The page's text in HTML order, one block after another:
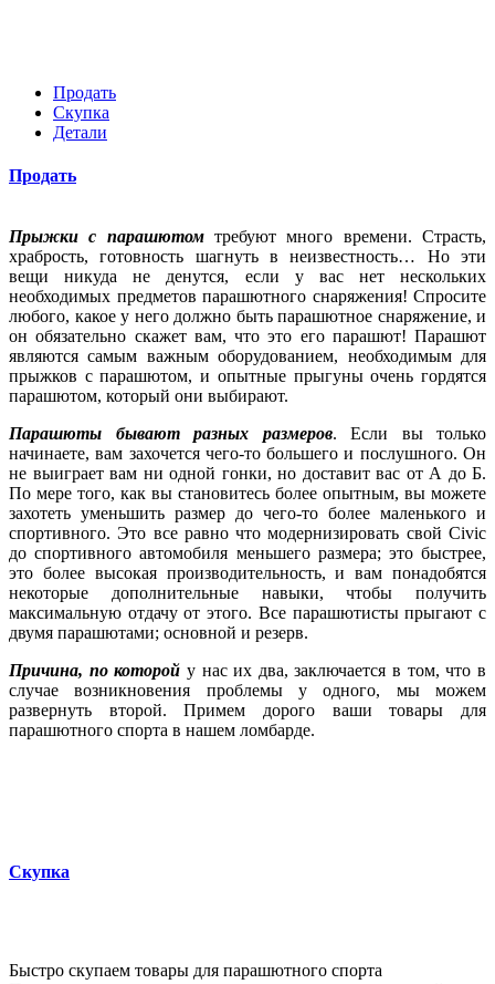
Продать
Скупка
Детали
Продать
Прыжки с парашютомтребуют много времени. Страсть,
храбрость, готовность шагнуть в неизвестность… Но эти
вещи никуда не денутся, если у вас нет нескольких
необходимых предметов парашютного снаряжения! Спросите
любого, какое у него должно быть парашютное снаряжение, и
он обязательно скажет вам, что это его парашют! Парашют
являются самым важным оборудованием, необходимым для
прыжков с парашютом, и опытные прыгуны очень гордятся
парашютом, который они выбирают.
Парашюты бывают разных размеров. Если вы только
начинаете, вам захочется чего-то большего и послушного. Он
не выиграет вам ни одной гонки, но доставит вас от А до Б.
По мере того, как вы становитесь более опытным, вы можете
захотеть уменьшить размер до чего-то более маленького и
спортивного.Это все равно что модернизировать свой Civic
до спортивного автомобиля меньшего размера; это быстрее,
это более высокая производительность, и вам понадобятся
некоторые дополнительные навыки, чтобы получить
максимальную отдачу от этого. Все парашютисты прыгают с
двумя парашютами; основной и резерв.
Причина, по которой у нас их два, заключается в том, что в
случае возникновения проблемы у одного, мы можем
развернуть второй. Примем дорого ваши товары для
парашютного спорта в нашем ломбарде.
Скупка
Быстро скупаем товары для парашютного спорта